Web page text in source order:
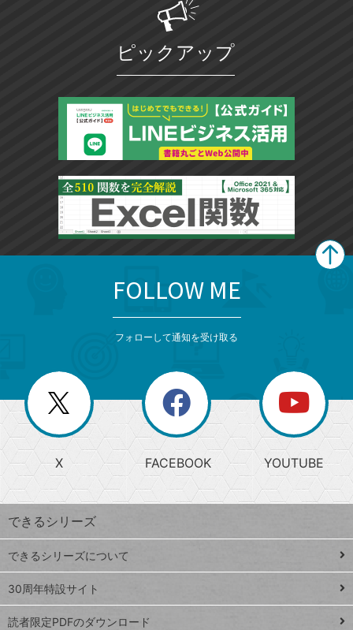
ピックアップ
じ
る
search
検
索
上
昇
ワ
ー
ド
Google
スプレ
ッドシ
ート
閉
じ
る
ー
か
ら
探
す
ト
ッ
プ
FOLLOW ME
フォローして通知を受け取る
X FACEBOOK YOUTUBE
できるシリーズ
できるシリーズについて
30周年特設サイト
読者限定PDFのダウンロード